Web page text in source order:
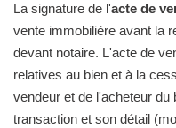
La signature de l'acte de
vente immobilière avant la
devant notaire. L'acte de
relatives au bien et à la
vendeur et de l'acheteur du
transaction et son détail